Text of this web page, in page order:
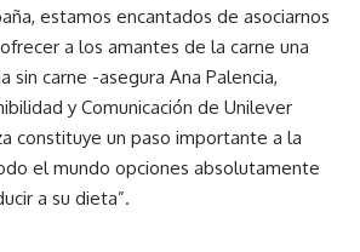
estamos encantados de asociarnos
a los amantes de la carne una
sin carne -asegura Ana Palencia,
y Comunicación de Unilever
constituye un paso importante a la
el mundo opciones absolutamente
a su dieta”.